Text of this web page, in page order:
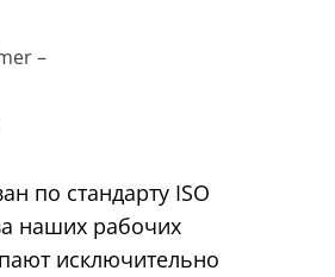
–
по стандарту ISO
наших рабочих
исключительно